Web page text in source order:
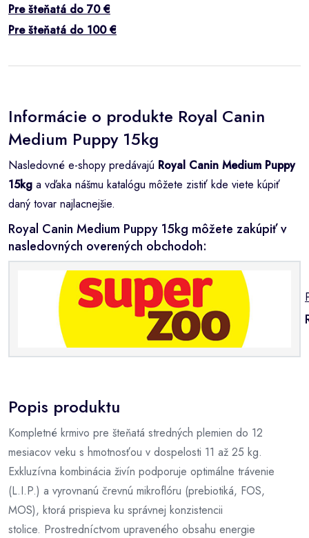
Pre šteňatá do 70 €
Pre šteňatá do 100 €
Informácie o produkte Royal Canin
Medium Puppy 15kg
Nasledovné e-shopy predávajú Royal Canin Medium Puppy
15kg a vďaka nášmu katalógu môžete zistiť kde viete kúpiť
daný tovar najlacnejšie.
Royal Canin Medium Puppy 15kg môžete zakúpiť v
nasledovných overených obchodoh:
Popis produktu
Kompletné krmivo pre šteňatá stredných plemien do 12
mesiacov veku s hmotnosťou v dospelosti 11 až 25 kg.
Exkluzívna kombinácia živín podporuje optimálne trávenie
(L.I.P.) a vyrovnanú črevnú mikroflóru (prebiotiká, FOS,
MOS), ktorá prispieva ku správnej konzistencii
stolice. Prostredníctvom upraveného obsahu energie